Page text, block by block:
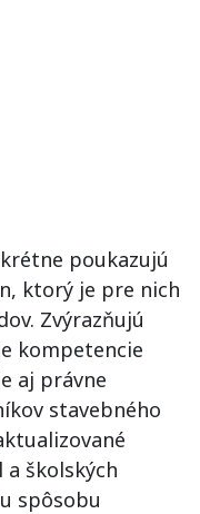
poukazujú
ktorý je pre nich
Zvýrazňujú
kompetencie
aj právne
stavebného
a školských
spôsobu